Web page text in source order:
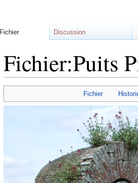
Fichier:Puits
Fichier
Fichier Discussion